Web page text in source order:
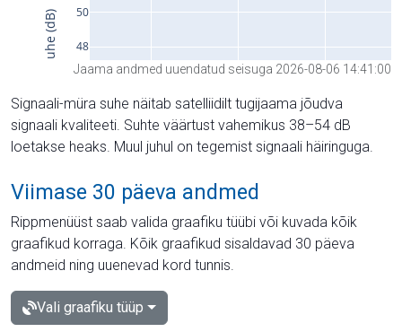
Jaama andmed uuendatud seisuga 2026-08-06 14:41:00
Signaali-müra suhe näitab satelliidilt tugijaama jõudva
signaali kvaliteeti. Suhte väärtust vahemikus 38–54 dB
loetakse heaks. Muul juhul on tegemist signaali häiringuga.
Viimase 30 päeva andmed
Rippmenüüst saab valida graafiku tüübi või kuvada kõik
graafikud korraga. Kõik graafikud sisaldavad 30 päeva
andmeid ning uuenevad kord tunnis.
Vali graafiku tüüp